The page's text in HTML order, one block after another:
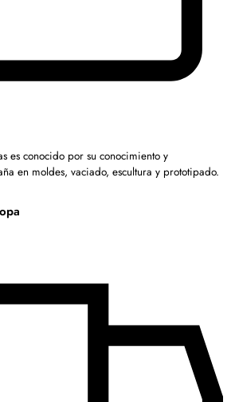
es conocido por su conocimiento y
en moldes, vaciado, escultura y prototipado.